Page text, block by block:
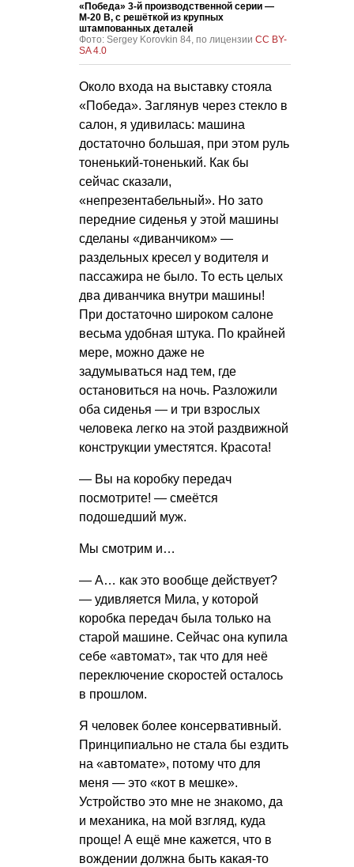
«Победа» 3-й производственной серии —
М-20 В, с решёткой из крупных
штампованных деталей
Фото: Sergey Korovkin 84, по лицензии CC BY-
SA 4.0
Около входа на выставку стояла
«Победа». Заглянув через стекло в
салон, я удивилась: машина
достаточно большая, при этом руль
тоненький-тоненький. Как бы
сейчас сказали,
«непрезентабельный». Но зато
передние сиденья у этой машины
сделаны «диванчиком» —
раздельных кресел у водителя и
пассажира не было. То есть целых
два диванчика внутри машины!
При достаточно широком салоне
весьма удобная штука. По крайней
мере, можно даже не
задумываться над тем, где
остановиться на ночь. Разложили
оба сиденья — и три взрослых
человека легко на этой раздвижной
конструкции уместятся. Красота!
— Вы на коробку передач
посмотрите! — смеётся
подошедший муж.
Мы смотрим и…
— А… как это вообще действует?
— удивляется Мила, у которой
коробка передач была только на
старой машине. Сейчас она купила
себе «автомат», так что для неё
переключение скоростей осталось
в прошлом.
Я человек более консервативный.
Принципиально не стала бы ездить
на «автомате», потому что для
меня — это «кот в мешке».
Устройство это мне не знакомо, да
и механика, на мой взгляд, куда
проще! А ещё мне кажется, что в
вождении должна быть какая-то